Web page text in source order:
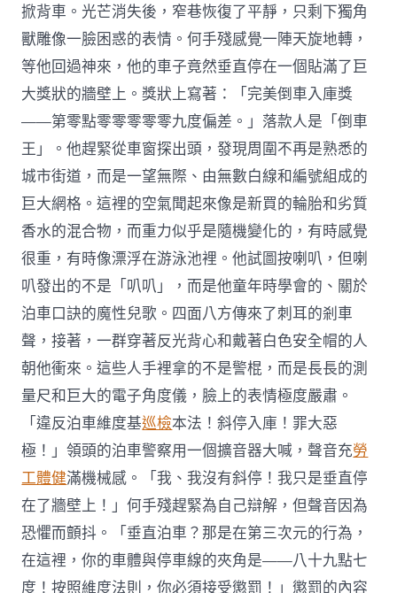
掀背車。光芒消失後，窄巷恢復了平靜，只剩下獨角
獸雕像一臉困惑的表情。何手殘感覺一陣天旋地轉，
等他回過神來，他的車子竟然垂直停在一個貼滿了巨
大獎狀的牆壁上。獎狀上寫著：「完美倒車入庫獎
——第零點零零零零零九度偏差。」落款人是「倒車
王」。他趕緊從車窗探出頭，發現周圍不再是熟悉的
城市街道，而是一望無際、由無數白線和編號組成的
巨大網格。這裡的空氣聞起來像是新買的輪胎和劣質
香水的混合物，而重力似乎是隨機變化的，有時感覺
很重，有時像漂浮在游泳池裡。他試圖按喇叭，但喇
叭發出的不是「叭叭」，而是他童年時學會的、關於
泊車口訣的魔性兒歌。四面八方傳來了刺耳的剎車
聲，接著，一群穿著反光背心和戴著白色安全帽的人
朝他衝來。這些人手裡拿的不是警棍，而是長長的測
量尺和巨大的電子角度儀，臉上的表情極度嚴肅。
「違反泊車維度基巡檢本法！斜停入庫！罪大惡
極！」領頭的泊車警察用一個擴音器大喊，聲音充勞
工體健滿機械感。「我、我沒有斜停！我只是垂直停
在了牆壁上！」何手殘趕緊為自己辯解，但聲音因為
恐懼而顫抖。「垂直泊車？那是在第三次元的行為，
在這裡，你的車體與停車線的夾角是——八十九點七
度！按照維度法則，你必須接受懲罰！」懲罰的內容